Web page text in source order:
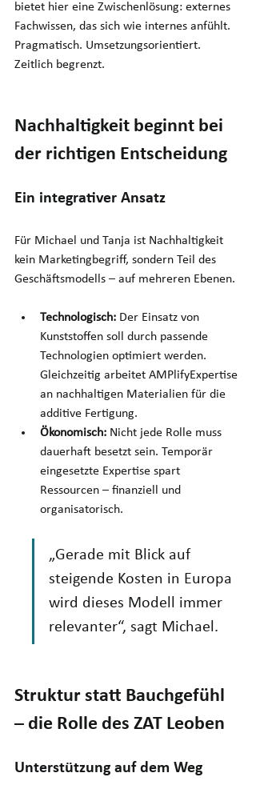
bietet hier eine Zwischenlösung: externes
Fachwissen, das sich wie internes anfühlt.
Pragmatisch. Umsetzungsorientiert.
Zeitlich begrenzt.
Nachhaltigkeit beginnt bei
der richtigen Entscheidung
Ein integrativer Ansatz
Für Michael und Tanja ist Nachhaltigkeit
kein Marketingbegriff, sondern Teil des
Geschäftsmodells – auf mehreren Ebenen.
Technologisch: Der Einsatz von
Kunststoffen soll durch passende
Technologien optimiert werden.
Gleichzeitig arbeitet AMPlifyExpertise
an nachhaltigen Materialien für die
additive Fertigung.
Ökonomisch: Nicht jede Rolle muss
dauerhaft besetzt sein. Temporär
eingesetzte Expertise spart
Ressourcen – finanziell und
organisatorisch.
„Gerade mit Blick auf
steigende Kosten in Europa
wird dieses Modell immer
relevanter“, sagt Michael.
Struktur statt Bauchgefühl
– die Rolle des ZAT Leoben
Unterstützung auf dem Weg